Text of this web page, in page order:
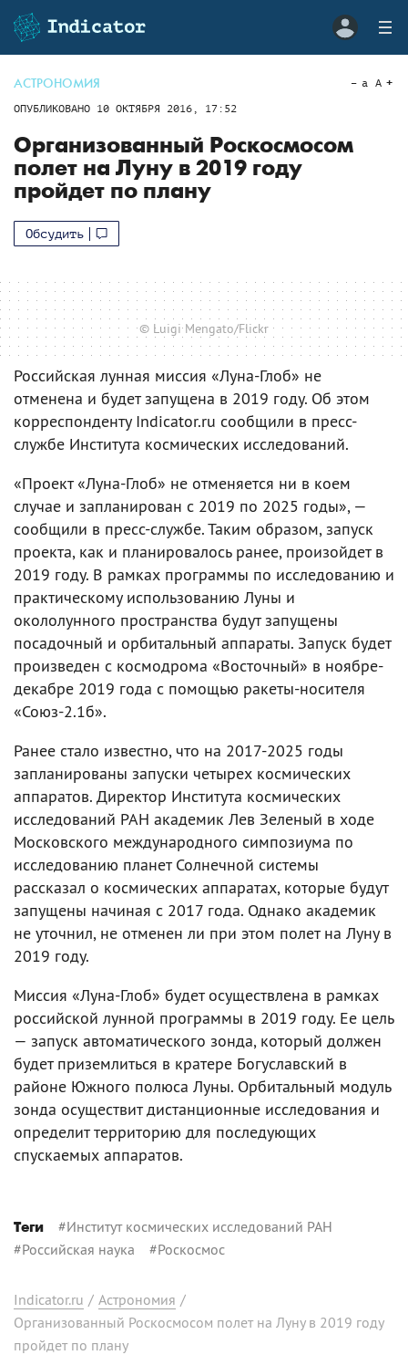
АСТРОНОМИЯ
ОПУБЛИКОВАНО 10 ОКТЯБРЯ 2016, 17:52
a A
Организованный Роскосмосом
полет на Луну в 2019 году
пройдет по плану
Обсудить
© Luigi Mengato/Flickr
Российская лунная миссия «Луна-Глоб» не
отменена и будет запущена в 2019 году. Об этом
корреспонденту Indicator.ru сообщили в пресс-
службе Института космических исследований.
«Проект «Луна-Глоб» не отменяется ни в коем
случае и запланирован с 2019 по 2025 годы», —
сообщили в пресс-службе. Таким образом, запуск
проекта, как и планировалось ранее, произойдет в
2019 году. В рамках программы по исследованию и
практическому использованию Луны и
окололунного пространства будут запущены
посадочный и орбитальный аппараты. Запуск будет
произведен с космодрома «Восточный» в ноябре-
декабре 2019 года с помощью ракеты-носителя
«Союз-2.1б».
Ранее стало известно, что на 2017-2025 годы
запланированы запуски четырех космических
аппаратов. Директор Института космических
исследований РАН академик Лев Зеленый в ходе
Московского международного симпозиума по
исследованию планет Солнечной системы
рассказал о космических аппаратах, которые будут
запущены начиная с 2017 года. Однако академик
не уточнил, не отменен ли при этом полет на Луну в
2019 году.
Миссия «Луна-Глоб» будет осуществлена в рамках
российской лунной программы в 2019 году. Ее цель
— запуск автоматического зонда, который должен
будет приземлиться в кратере Богуславский в
районе Южного полюса Луны. Орбитальный модуль
зонда осуществит дистанционные исследования и
определит территорию для последующих
спускаемых аппаратов.
Теги #Институт космических исследований РАН
#Российская наука #Роскосмос
Indicator.ru / Астрономия /
Организованный Роскосмосом полет на Луну в 2019 году
пройдет по плану